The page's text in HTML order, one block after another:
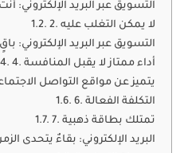
1. التسويق عبر البريد الإلكتروني:
2. لا يمكن التغلب عليه
3.التسويق عبر البريد الإلكتروني:
4. أداء ممتاز لا يقبل المنافسة
5. يتميز عن مواقع التواصل
6. التكلفة الفعالة
7. تمتلك بطاقة ذهبية
8. البريد الإلكتروني: بقاءٌ يتحدى